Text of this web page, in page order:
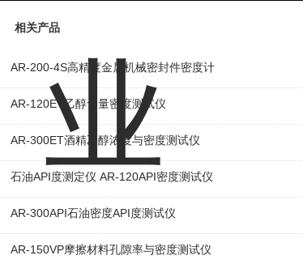
相关产品
AR-200-4S高精度金属机械密封件密度计
AR-120ET乙醇含量密度测试仪
AR-300ET酒精乙醇浓度与密度测试仪
石油API度测定仪 AR-120API密度测试仪
AR-300API石油密度API度测试仪
AR-150VP摩擦材料孔隙率与密度测试仪